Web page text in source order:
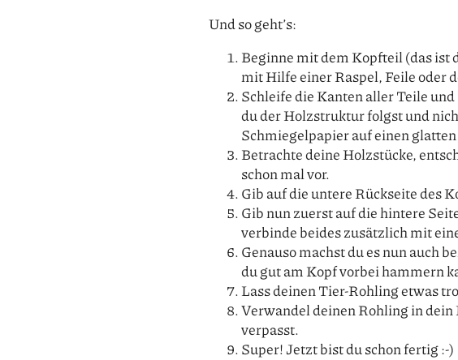
Und so geht’s:
Beginne mit dem Kopfteil (das ist
mit Hilfe einer Raspel, Feile oder
Schleife die Kanten aller Teile
du der Holzstruktur folgst und
Schmiegelpapier auf einen
Betrachte deine Holzstücke,
schon mal vor.
Gib auf die untere Rückseite des
Gib nun zuerst auf die hintere
verbinde beides zusätzlich mit
Genauso machst du es nun auch
du gut am Kopf vorbei hammern
Lass deinen Tier-Rohling etwas
Verwandel deinen Rohling in
verpasst.
Super! Jetzt bist du schon fertig :-)